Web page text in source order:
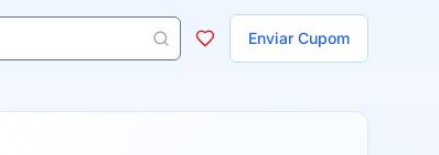
Enviar Cupom